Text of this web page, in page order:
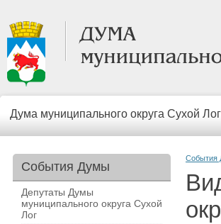
Дума муниципального округа Сухой Лог
События
События Думы
Депутаты Думы
муниципального округа Сухой
Лог